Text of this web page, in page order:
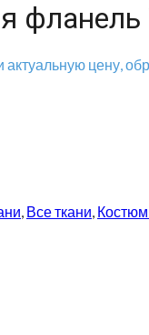
цену,
, Все ткани,